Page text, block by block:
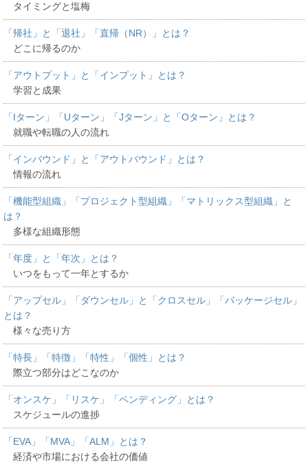
タイミングと塩梅
「帰社」と「退社」「直帰（NR）」とは？
どこに帰るのか
「アウトプット」と「インプット」とは？
学習と成果
「Iターン」「Uターン」「Jターン」と「Oターン」とは？
就職や転職の人の流れ
「インバウンド」と「アウトバウンド」とは？
情報の流れ
「機能型組織」「プロジェクト型組織」「マトリックス型組織」と
は？
多様な組織形態
「年度」と「年次」とは？
いつをもって一年とするか
「アップセル」「ダウンセル」と「クロスセル」「パッケージセル」
とは？
様々な売り方
「特長」「特徴」「特性」「個性」とは？
際立つ部分はどこなのか
「オンスケ」「リスケ」「ペンディング」とは？
スケジュールの進捗
「EVA」「MVA」「ALM」とは？
経済や市場における会社の価値